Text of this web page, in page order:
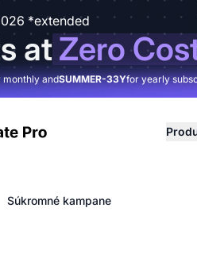
*extended
atZero
monthly andSUMMER-33Yfor yearly
Súkromné kampane